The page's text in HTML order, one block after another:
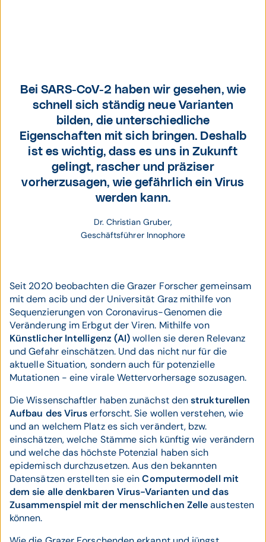
Gruber,
Geschäftsführer
Innophore.
Bei SARS-CoV-2 haben wir gesehen, wie
schnell sich ständig neue Varianten
bilden, die unterschiedliche
Eigenschaften mit sich bringen. Deshalb
ist es wichtig, dass es uns in Zukunft
gelingt, rascher und präziser
vorherzusagen, wie gefährlich ein Virus
werden kann.
Dr. Christian Gruber,
Geschäftsführer Innophore
Seit 2020 beobachten die Grazer Forscher gemeinsam
mit dem acib und der Universität Graz mithilfe von
Sequenzierungen von Coronavirus-Genomen die
Veränderung im Erbgut der Viren. Mithilfe von
Künstlicher Intelligenz (AI)wollen sie deren Relevanz
und Gefahr einschätzen. Und das nicht nur für die
aktuelle Situation, sondern auch für potenzielle
Mutationen - eine virale Wettervorhersage sozusagen.
Die Wissenschaftler haben zunächst denstrukturellen
Aufbau des Viruserforscht. Sie wollen verstehen, wie
und an welchem Platz es sich verändert, bzw.
einschätzen, welche Stämme sich künftig wie verändern
und welche das höchste Potenzial haben sich
epidemisch durchzusetzen. Aus den bekannten
Datensätzen erstellten sie einComputermodell mit
dem sie alle denkbaren Virus-Varianten und das
Zusammenspiel mit der menschlichen Zelleaustesten
können.